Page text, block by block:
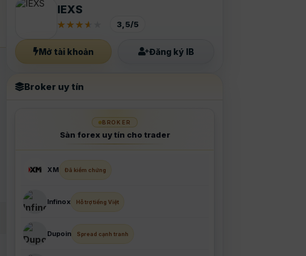
IEXS
3,5/5
Mở tài khoản Đăng ký IB
Broker uy tín
BROKER
Sàn forex uy tín cho trader
XM Đã kiểm chứng
Infinox Hỗ trợ tiếng Việt
Dupoin Spread cạnh tranh